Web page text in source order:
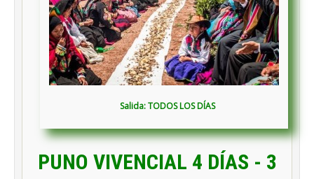
Salida:TODOS LOS DÍAS
PUNO VIVENCIAL 4 DÍAS - 3